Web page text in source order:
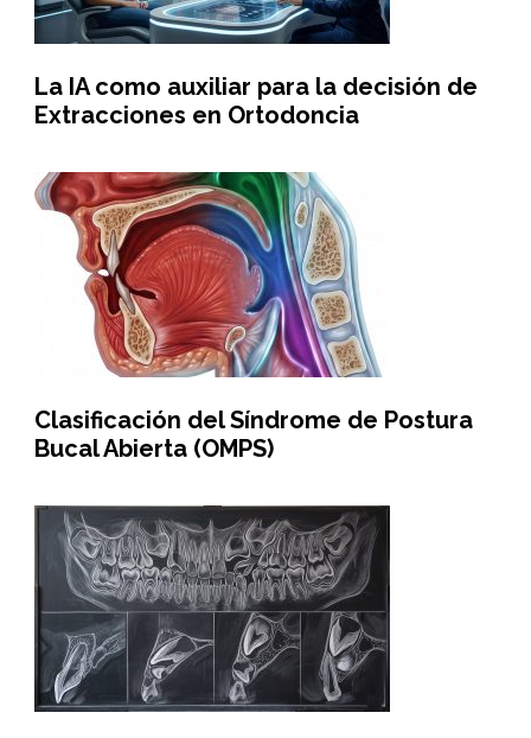
La IA como auxiliar para la decisión de
Extracciones en Ortodoncia
Clasificación del Síndrome de Postura
Bucal Abierta (OMPS)